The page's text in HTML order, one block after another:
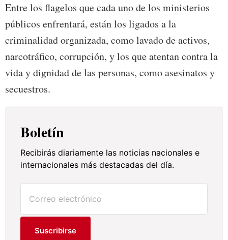
Entre los flagelos que cada uno de los ministerios
públicos enfrentará, están los ligados a la
criminalidad organizada, como lavado de activos,
narcotráfico, corrupción, y los que atentan contra la
vida y dignidad de las personas, como asesinatos y
secuestros.
Boletín
Recibirás diariamente las noticias nacionales e
internacionales más destacadas del día.
Suscribirse